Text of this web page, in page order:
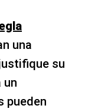
una
su
un
pueden